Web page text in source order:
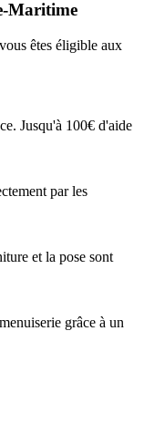
Maritime
êtes éligible aux
Jusqu'à 100€ d'aide
par les
et la pose sont
grâce à un